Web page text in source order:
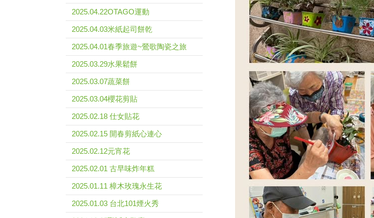
2025.04.22OTAGO運動
2025.04.03米紙起司餅乾
2025.04.01春季旅遊~鶯歌陶瓷之旅
2025.03.29水果鬆餅
2025.03.07蔬菜餅
2025.03.04櫻花剪貼
2025.02.18 仕女貼花
2025.02.15 開春剪紙心連心
2025.02.12元宵花
2025.02.01 古早味炸年糕
2025.01.11 樟木玫瑰永生花
2025.01.03 台北101煙火秀